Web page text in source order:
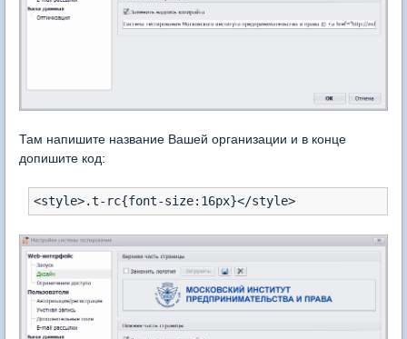
Там напишите название Вашей организации и в конце
допишите код:
<style>.t-rc{font-size:16px}</style>